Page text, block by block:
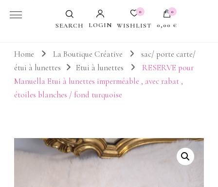
SEARCH LOGIN
0
WISHLIST
0
0,00 €
Votre panier est vide.
Home La Boutique Créative
sac/ porte carte/
étui à lunettes
Etui à lunettes
RESERVE pour
Manuella Etui à lunettes imperméable , avec rabat ,
étoiles blanches / fond turquoise